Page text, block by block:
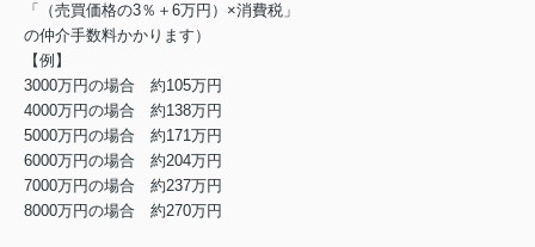
「（売買価格の3％＋6万円）×消費税」
の仲介手数料かかります）
【例】
3000万円の場合 約105万円
4000万円の場合 約138万円
5000万円の場合 約171万円
6000万円の場合 約204万円
7000万円の場合 約237万円
8000万円の場合 約270万円